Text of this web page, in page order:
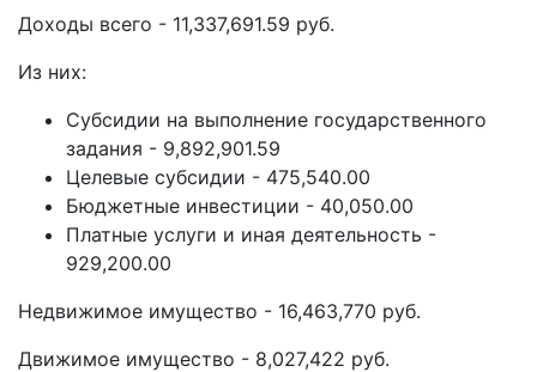
Доходы всего - 11,337,691.59 руб.
Из них:
Субсидии на выполнение государственного
задания - 9,892,901.59
Целевые субсидии - 475,540.00
Бюджетные инвестиции - 40,050.00
Платные услуги и иная деятельность -
929,200.00
Недвижимое имущество - 16,463,770 руб.
Движимое имущество - 8,027,422 руб.